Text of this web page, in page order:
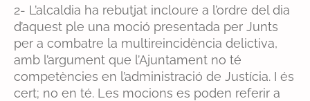
2- L’alcaldia ha rebutjat incloure a l’ordre del dia
d’aquest ple una moció presentada per Junts
per a combatre la multireincidència delictiva,
amb l’argument que l’Ajuntament no té
competències en l’administració de Justícia. I és
cert; no en té. Les mocions es poden referir a